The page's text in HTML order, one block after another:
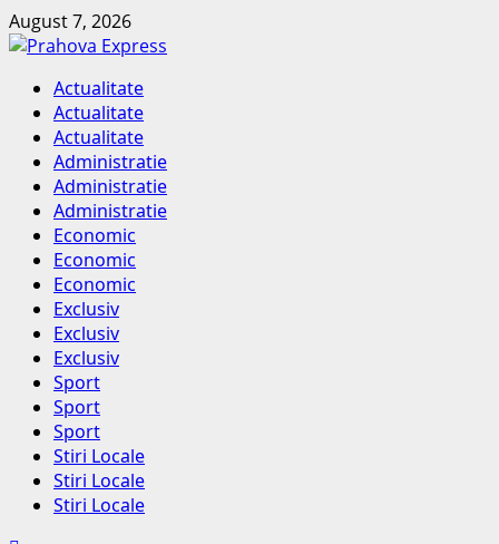
Skip
to
August 7, 2026
Primary
Menu
Actualitate
Actualitate
Actualitate
Administratie
Administratie
Administratie
Economic
Economic
Economic
Exclusiv
Exclusiv
Exclusiv
Sport
Sport
Sport
Stiri Locale
Stiri Locale
Stiri Locale